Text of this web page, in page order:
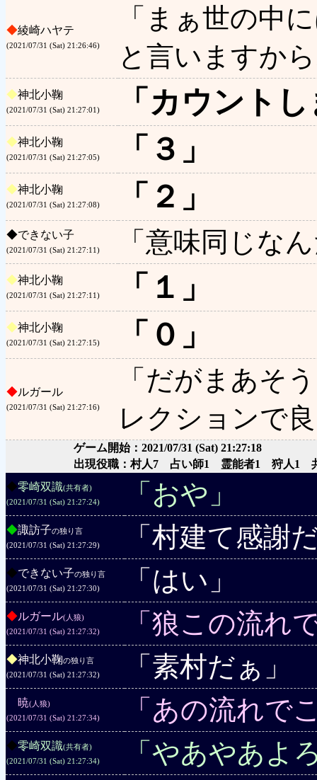
◆綾崎ハヤテ
(2021/07/31 (Sat) 21:26:46)
「まぁ世の中
と言いますか
◆神北小鞠
(2021/07/31 (Sat) 21:27:01) 「カウント
◆神北小鞠
(2021/07/31 (Sat) 21:27:05) 「３」
◆神北小鞠
(2021/07/31 (Sat) 21:27:08) 「２」
◆できない子
(2021/07/31 (Sat) 21:27:11) 「意味同じな
◆神北小鞠
(2021/07/31 (Sat) 21:27:11) 「１」
◆神北小鞠
(2021/07/31 (Sat) 21:27:15) 「０」
◆ルガール
(2021/07/31 (Sat) 21:27:16)
「だがまあそ
レクションで
ゲーム開始：2021/07/31 (Sat) 21:27:18
出現役職：村人7 占い師1 霊能者1 狩人1
◆零崎双識(共有者)
(2021/07/31 (Sat) 21:27:24)
「おや」
◆諏訪子の独り言
(2021/07/31 (Sat) 21:27:29)
「村建て感謝
◆できない子の独り言
(2021/07/31 (Sat) 21:27:30)
「はい」
◆ルガール(人狼)
(2021/07/31 (Sat) 21:27:32)
「狼この流れ
◆神北小鞠の独り言
(2021/07/31 (Sat) 21:27:32)
「素村だぁ」
暁(人狼)
(2021/07/31 (Sat) 21:27:34)
「あの流れで
◆零崎双識(共有者)
(2021/07/31 (Sat) 21:27:34)
「やあやあよ